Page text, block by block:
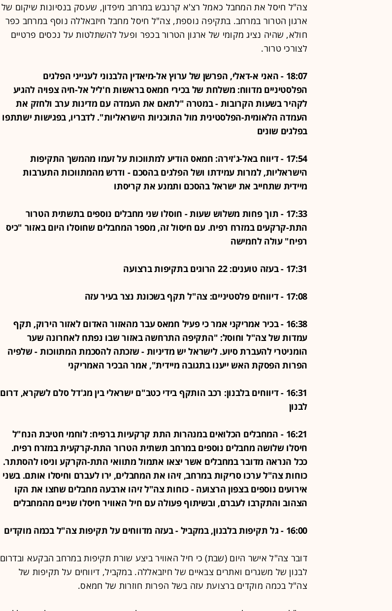
צה"ל חיסל את המחבל כאמל רצ'א קרנבש במרחב מיפדון, שעסק בנסיונות שיקום של
ארגון הטרור במרחב. בתקיפה נוספת, צה"ל חיסל מחבל חיזבאללה נוסף במרחב כפר
חולא, שהיה נציג מקומי של ארגון הטרור בכפר ופעל להשתלטות על נכסים פרטיים
לצורכי טרור.
18:07 - האני א-דאלי, הפרשן של ערוץ אל-מיאדין הלבנוני לענייני הפלגים
הפלסטיניים מדווח: משלחת של בכירי חמאס בראשות ח'ליל אל-חיה צפויה להגיע
לקהיר בשעות הקרובות - במטרה "לתאם את העמדה עם מדינות ערב ולחזק את
העמדה הלאומית-הפלסטינית מול התוכניות הישראליות". לדבריו, בפגישות ישתתפו
בפלגים שונים
17:54 - דיווח באל-ג'זירה: חמאס הודיע למתווכות על זעמו מהמשך התקיפות
הישראליות, למרות עמידתו ושל הפלגים בהסכם - ודרש מהמתווכות התערבות
מיידית שתחייב את ישראל בהסכם ותמנע את קריסתו
17:33 - תוך פחות משלוש שעות - חוסלו שני מחבלים נוספים בתשתית הטרור
התת-קרקעים במזרח רפיח. עם חיסול זה, מספר המחבלים שחוסלו היום באזור "כיס
רפיח" עולה לחמישה
17:31 - בעזה טוענים: 22 הרוגים בתקיפות ברצועה
17:08 - דיווחים פלסטיניים: צה"ל תקף בשכונת נצר בעיר עזה
16:38 - בכיר אמריקני אמר כי פעיל חמאס עבר מהאזור האדום לאזור הירוק, תקף
עמדות של צה"ל וחוסל: "התקיפה התרחשה באזור שבו נפתח לאחרונה שער
הומניטרי להעברת סיוע. לישראל יש מדיניות - שזכתה להסכמת המתווכות - שלפיה
הפרות הפסקת האש ייענו בתגובה מיידית", אמר הבכיר האמריקני
16:31 - דיווחים בלבנון: רכב הותקף בידי כטב"ם ישראלי בין מג'דל סלם לשקרא, דרום
לבנון
16:21 -
המחבלים הכלואים במנהרות התת קרקעיות ברפיח: לוחמי חטיבת הנח"ל
חיסלו שלושה מחבלים נוספים במרחב תשתית הטרור התת-קרקעית במזרח רפיח.
ככל הנראה מדובר במחבלים אשר יצאו אתמול מתוואי התת-הקרקע וניסו להסתתר.
כוחות צה"ל ערכו סריקות במרחב, זיהו את המחבלים, ירו לעברם וחיסלו אותם. בשני
אירועים נוספים בצפון הרצועה - כוחות צה"ל זיהו ארבעה מחבלים שחצו את הקו
הצהוב והתקרבו לעברם, ובשיתוף פעולה עם חיל האוויר חיסלו שניים מהמחבלים
16:00 - גל תקיפות בלבנון, במקביל - בעזה מדווחים על תקיפות צה"ל בכמה מוקדים
דובר צה"ל אישר היום (שבת) כי חיל האוויר ביצע שורת תקיפות במרחב הבקעא ובדרום
לבנון של משגרים ואתרים צבאיים של חיזבאללה. במקביל, דיווחים על תקיפות של
צה"ל בכמה מוקדים ברצועת עזה בשל הפרות חוזרות של חמאס.